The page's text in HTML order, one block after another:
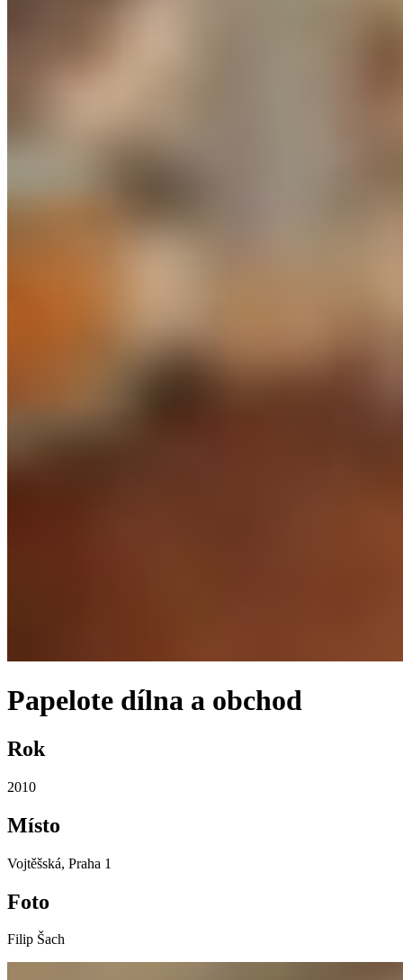
Papelote dílna a obchod
Rok
2010
Místo
Vojtěšská, Praha 1
Foto
Filip Šach